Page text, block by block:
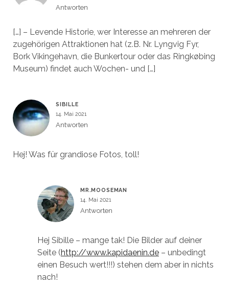
Antworten
[…] – Levende Historie, wer Interesse an mehreren der
zugehörigen Attraktionen hat (z.B. Nr. Lyngvig Fyr,
Bork Vikingehavn, die Bunkertour oder das Ringkøbing
Museum) findet auch Wochen- und […]
SIBILLE
14. Mai 2021
Antworten
Hej! Was für grandiose Fotos, toll!
MR.MOOSEMAN
14. Mai 2021
Antworten
Hej Sibille – mange tak! Die Bilder auf deiner
Seite (http://www.kapidaenin.de– unbedingt
einen Besuch wert!!!) stehen dem aber in nichts
nach!